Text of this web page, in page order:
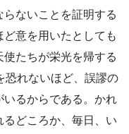
ないことを証明する
意を用いたとしても
たちが栄光を帰する
恐れないほど、誤謬の
るからである。かれ
どころか、毎日、い